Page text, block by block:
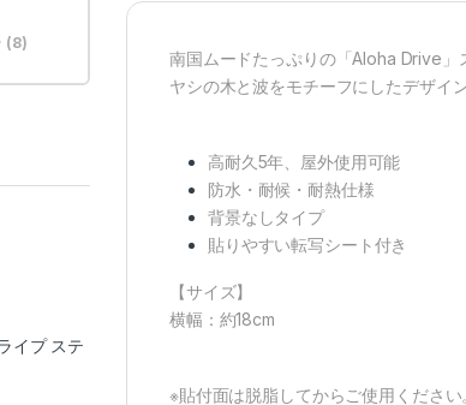
南国ムードたっぷりの「Aloha Drive」
ヤシの木と波をモチーフにしたデザイ
高耐久5年、屋外使用可能
防水・耐候・耐熱仕様
背景なしタイプ
貼りやすい転写シート付き
【サイズ】
横幅：約18cm
※貼付面は脱脂してからご使用ください
(8)
イプ ステ